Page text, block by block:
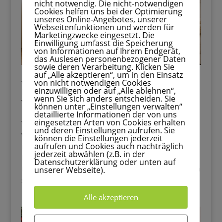
Weihnachten zum Wohlfühlen: Die schönsten
DIYs & Wohnideen für dein Zuhause
von Melina|Sep. 11, 2025| Weihnachten
Wenn die ersten Kerzen brennen, es draußen kalt
wird und die Häuser in Lichterglanz erstrahlen,
dann ist es soweit: Weihnachten steht vor der Tür.
🎄✨ Kaum eine Zeit im Jahr lädt so sehr zum
Dekorieren, Basteln und Gestalten ein. Doch es
geht nicht nur um schöne Dinge...
Gib hier deinen Vornamen ein
Gib hier deinen Vornamen an
Gib hier deine E-Mail-Adresse ein, um dich
anzumelden
Geben Sie bitte Ihre E-Mail-Adresse für die Anmeldung an, z. B.
abc@xyz.com.
nicht notwendig. Die nicht-notwendigen
Cookies helfen uns bei der Optimierung
unseres Online-Angebotes, unserer
Webseitenfunktionen und werden für
Marketingzwecke eingesetzt. Die
Einwilligung umfasst die Speicherung
von Informationen auf Ihrem Endgerät,
das Auslesen personenbezogener Daten
sowie deren Verarbeitung. Klicken Sie
auf „Alle akzeptieren“, um in den Einsatz
von nicht notwendigen Cookies
einzuwilligen oder auf „Alle ablehnen“,
wenn Sie sich anders entscheiden. Sie
können unter „Einstellungen verwalten“
detaillierte Informationen der von uns
eingesetzten Arten von Cookies erhalten
und deren Einstellungen aufrufen. Sie
können die Einstellungen jederzeit
aufrufen und Cookies auch nachträglich
jederzeit abwählen (z.B. in der
Datenschutzerklärung oder unten auf
unserer Webseite).
Alle akzeptieren